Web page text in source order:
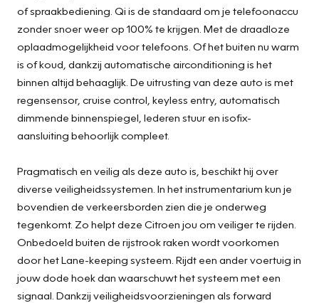
of spraakbediening. Qi is de standaard om je telefoonaccu
zonder snoer weer op 100% te krijgen. Met de draadloze
oplaadmogelijkheid voor telefoons. Of het buiten nu warm
is of koud, dankzij automatische airconditioning is het
binnen altijd behaaglijk. De uitrusting van deze auto is met
regensensor, cruise control, keyless entry, automatisch
dimmende binnenspiegel, lederen stuur en isofix-
aansluiting behoorlijk compleet.
Pragmatisch en veilig als deze auto is, beschikt hij over
diverse veiligheidssystemen. In het instrumentarium kun je
bovendien de verkeersborden zien die je onderweg
tegenkomt. Zo helpt deze Citroen jou om veiliger te rijden.
Onbedoeld buiten de rijstrook raken wordt voorkomen
door het Lane-keeping systeem. Rijdt een ander voertuig in
jouw dode hoek dan waarschuwt het systeem met een
signaal. Dankzij veiligheidsvoorzieningen als forward